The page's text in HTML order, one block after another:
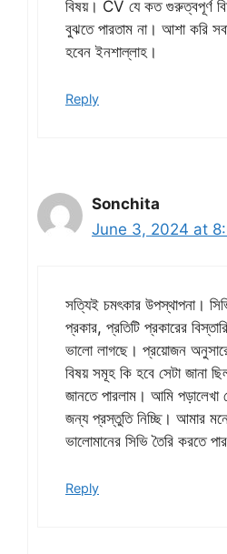
বিষয়। CV যে কত গুরুত্বপূর্ণ
বুঝতে পারতাম না। আশা করি
হবেন ইনশাল্লাহ।
Reply
Sonchita
June 3, 2024 at
সত্যিই চমৎকার উপস্থাপনা।
প্রকার, প্রতিটি প্রকারের
ভালো লাগছে। প্রয়োজন
বিষয় সমূহ কি হবে সেটা জানা
জানতে পারলাম। আমি পড়ালেখা
জন্য প্রস্তুতি নিচ্ছি। আমার
ভালোমানের সিভি তৈরি করতে
Reply